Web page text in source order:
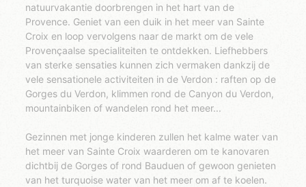
natuurvakantie doorbrengen in het hart van de
Provence. Geniet van een duik in het meer van Sainte
Croix en loop vervolgens naar de markt om de vele
Provençaalse specialiteiten te ontdekken. Liefhebbers
van sterke sensaties kunnen zich vermaken dankzij de
vele sensationele activiteiten in de Verdon : raften op de
Gorges du Verdon, klimmen rond de Canyon du Verdon,
mountainbiken of wandelen rond het meer...
Gezinnen met jonge kinderen zullen het kalme water van
het meer van Sainte Croix waarderen om te kanovaren
dichtbij de Gorges of rond Bauduen of gewoon genieten
van het turquoise water van het meer om af te koelen.